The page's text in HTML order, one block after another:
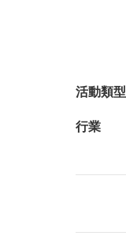
活動類型
行業